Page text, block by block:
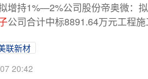
增持1%—2%公司股份帝奥微：
公司合计中标8891.64万元工程
联新材
20:42